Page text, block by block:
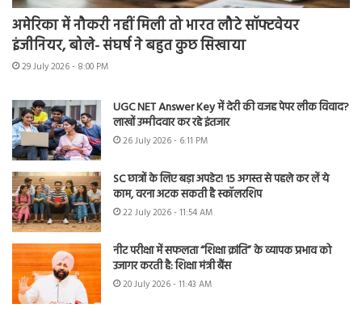
अमेरिका में नौकरी नहीं मिली तो भारत लौटे सॉफ्टवेयर
इंजीनियर, बोले- संघर्ष ने बहुत कुछ सिखाया
29 July 2026 - 8:00 PM
UGC NET Answer Key में देरी की वजह पेपर लीक विवाद?
लाखों उम्मीदवार कर रहे इंतजार
26 July 2026 - 6:11 PM
SC छात्रों के लिए बड़ा अपडेट! 15 अगस्त से पहले कर लें ये
काम, वरना अटक सकती है स्कॉलरशिप
22 July 2026 - 11:54 AM
नीट परीक्षा में सफलता “शिक्षा क्रांति” के व्यापक प्रभाव को
उजागर करती है: शिक्षा मंत्री बैंस
20 July 2026 - 11:43 AM